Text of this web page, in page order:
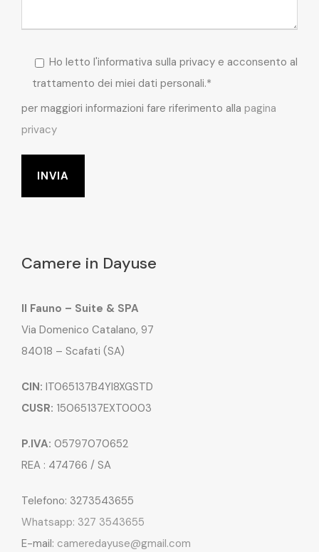
Ho letto l'informativa sulla privacy e acconsento al
trattamento dei miei dati personali.*
per maggiori informazioni fare riferimento alla pagina
privacy
Camere in Dayuse
Il Fauno – Suite & SPA
Via Domenico Catalano, 97
84018 – Scafati (SA)
CIN: IT065137B4YI8XGSTD
CUSR: 15065137EXT0003
P.IVA: 05797070652
REA : 474766 / SA
Telefono: 3273543655
Whatsapp: 327 3543655
E-mail: cameredayuse@gmail.com